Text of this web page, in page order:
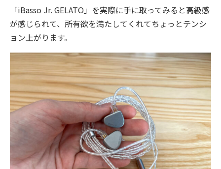
「iBasso Jr. GELATO」を実際に手に取ってみると高級感
が感じられて、所有欲を満たしてくれてちょっとテンシ
ョン上がります。